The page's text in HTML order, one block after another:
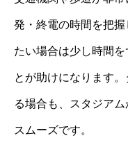
発・終電の時間を把
たい場合は少し時間
とが助けになります
る場合も、スタジア
スムーズです。